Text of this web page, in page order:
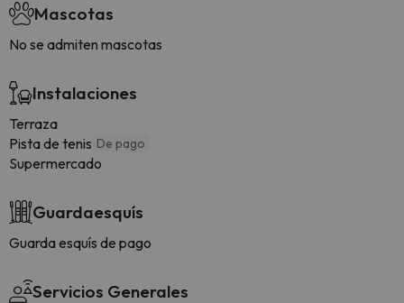
Mascotas
No se admiten mascotas
Instalaciones
Terraza
Pista de tenis De pago
Supermercado
Guardaesquís
Guarda esquís de pago
Servicios Generales